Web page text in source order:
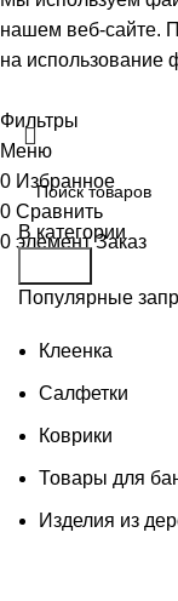
нашем веб-сайте.
на использование
В категории
Популярные
Клеенка
Салфетки
Коврики
Товары для
Изделия из
Фильтры
Меню
0 Избранное
0 Сравнить
0 элемент Заказ